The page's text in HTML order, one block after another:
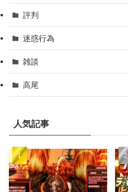
評判
迷惑行為
雑談
高尾
人気記事